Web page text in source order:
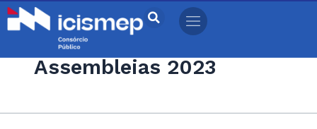
Ir
para
conteúdoAssembleias 2023
Pesquisar
por: